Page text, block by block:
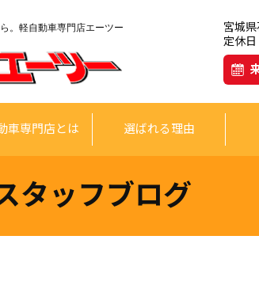
。軽自動車専門店エーツー
宮城
定休
車専門店とは 選ばれる理由
タッフブログ